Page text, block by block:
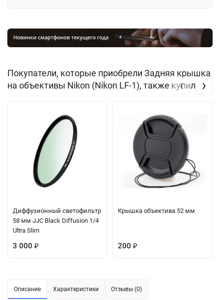
Покупатели, которые приобрели Задняя крышка
на объективы Nikon (Nikon LF-1), также купили
Диффузионный светофильтр
58 мм JJC Black Diffusion 1/4
Ultra Slim
3 000 ₽
Крышка объектива 52 мм
200 ₽
‹ ›
Описание Характеристики Отзывы (0)